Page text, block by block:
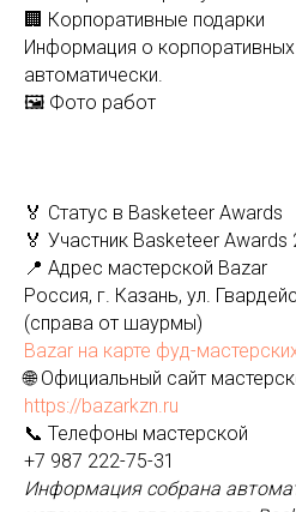
🏢 Корпоративные подарки
Информация о
автоматически.
🖼️ Фото работ
🏅 Статус в Basketeer Awards
🏅 Участник Basketeer Awards
📍 Адрес мастерской Bazar
Россия, г. Казань, ул.
(справа от шаурмы)
Bazar на карте фуд-
🌐 Официальный сайт
https://bazarkzn.ru
📞 Телефоны мастерской
+7 987 222-75-31
Информация собрана